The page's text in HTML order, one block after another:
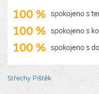
Střechy Píštěk